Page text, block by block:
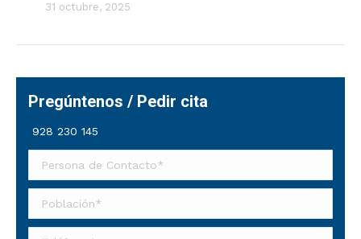
31 octubre, 2025
Pregúntenos / Pedir cita
928 230 145